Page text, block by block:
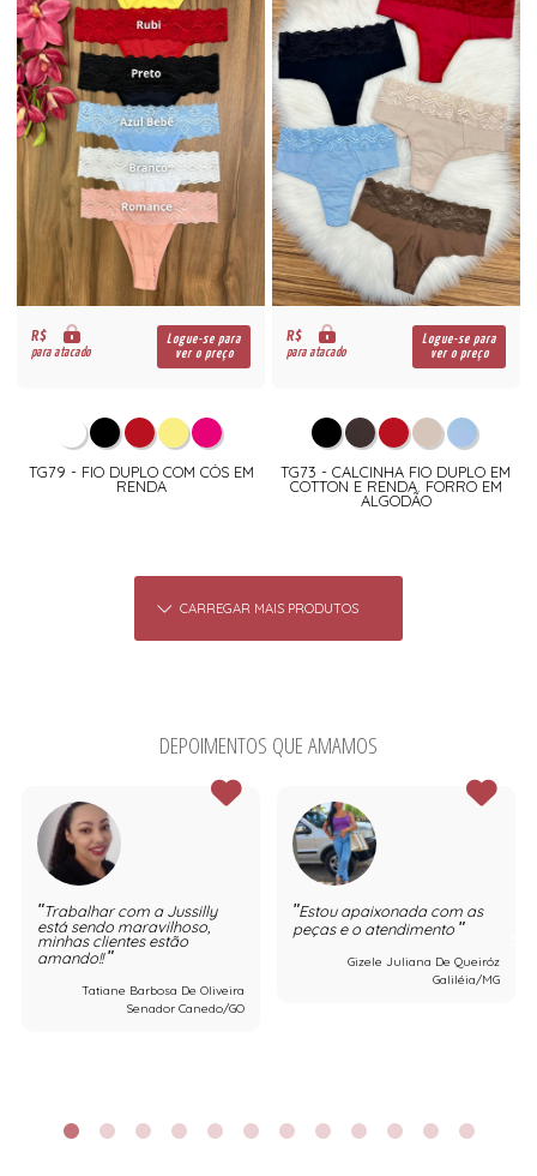
R$
para atacado
Logue-se para
ver o preço
TG79 - FIO DUPLO COM CÓS EM
RENDA
R$
para atacado
Logue-se para
ver o preço
TG73 - CALCINHA FIO DUPLO EM
COTTON E RENDA. FORRO EM
ALGODÃO
CARREGAR MAIS PRODUTOS
DEPOIMENTOS QUE AMAMOS
Trabalhar com a Jussilly
está sendo maravilhoso,
minhas clientes estão
amando!!
Tatiane Barbosa De Oliveira
Senador Canedo/GO
Estou apaixonada com as
peças e o atendimento
Gizele Juliana De Queiróz
Galiléia/MG